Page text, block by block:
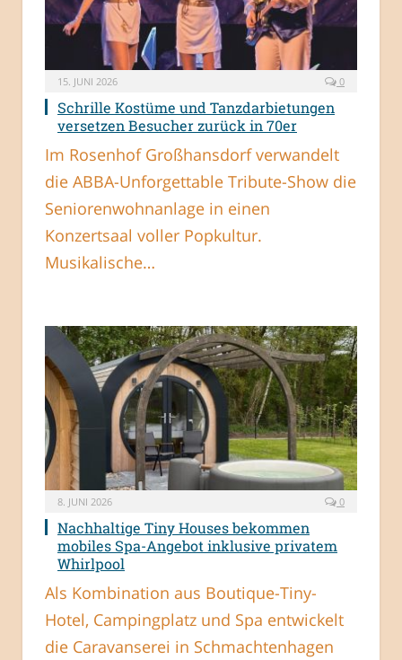
15. JUNI 2026 0
Schrille Kostüme und Tanzdarbietungen
versetzen Besucher zurück in 70er
Im Rosenhof Großhansdorf verwandelt
die ABBA-Unforgettable Tribute-Show die
Seniorenwohnanlage in einen
Konzertsaal voller Popkultur.
Musikalische…
8. JUNI 2026 0
Nachhaltige Tiny Houses bekommen
mobiles Spa-Angebot inklusive privatem
Whirlpool
Als Kombination aus Boutique-Tiny-
Hotel, Campingplatz und Spa entwickelt
die Caravanserei in Schmachtenhagen